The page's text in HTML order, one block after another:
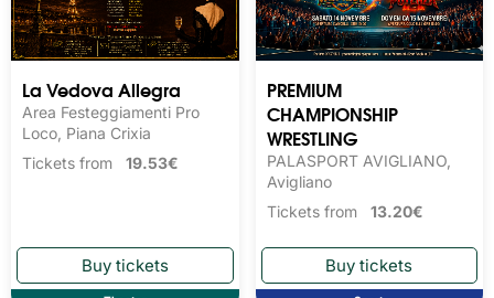
La Vedova Allegra
Area Festeggiamenti Pro
Loco, Piana Crixia
Tickets from 19.53€
PREMIUM
CHAMPIONSHIP
WRESTLING
PALASPORT AVIGLIANO,
Avigliano
Tickets from 13.20€